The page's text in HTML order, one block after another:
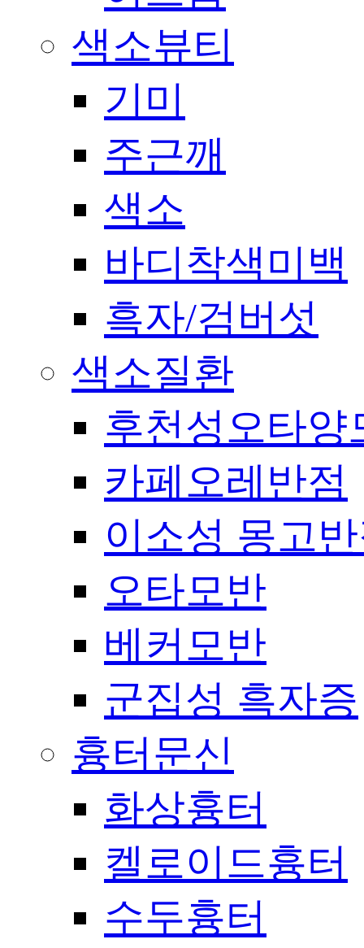
색소뷰티
기미
주근깨
색소
바디착색미백
흑자/검버섯
색소질환
후천성오타양
카페오레반점
이소성 몽고
오타모반
베커모반
군집성 흑자증
흉터문신
화상흉터
켈로이드흉터
수두흉터